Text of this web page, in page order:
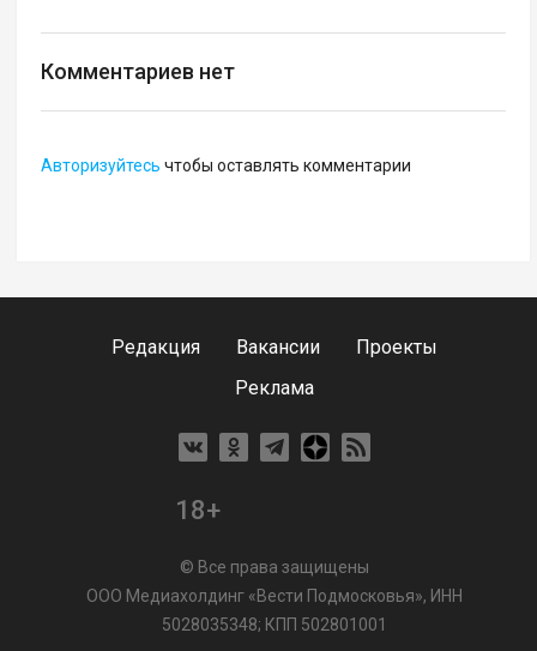
Комментариев нет
Авторизуйтесь чтобы оставлять комментарии
Редакция Вакансии
Проекты
Реклама
18+
© Все права защищены
ООО Медиахолдинг «Вести Подмосковья», ИНН
5028035348; КПП 502801001